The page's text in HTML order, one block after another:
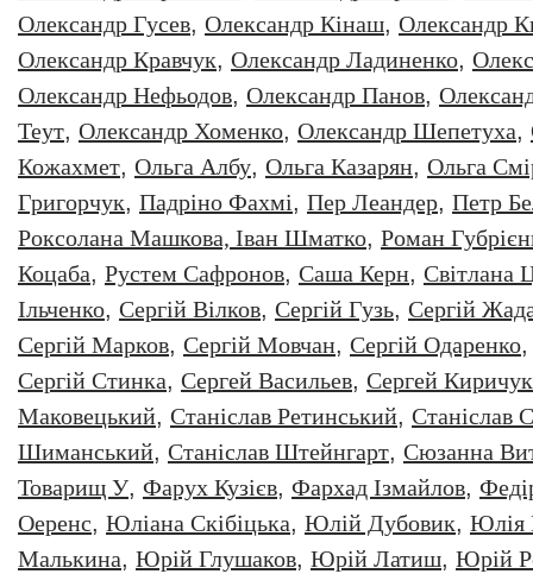
Олександр Гусев, Олександр Кінаш, Олександр
Олександр Кравчук, Олександр Ладиненко,
Олександр Нефьодов, Олександр Панов,
Теут, Олександр Хоменко, Олександр Шепетуха,
Кожахмет, Ольга Албу, Ольга Казарян, Ольга
Григорчук, Падріно Фахмі, Пер Леандер, Петр
Роксолана Машкова, Іван Шматко, Роман
Коцаба, Рустем Сафронов, Саша Керн, Світлана
Ільченко, Сергій Вілков, Сергій Гузь, Сергій
Сергій Марков, Сергій Мовчан, Сергій Одаренко
Сергій Стинка, Сергей Васильев, Сергей Киричук
Маковецький, Станіслав Ретинський, Станіслав
Шиманський, Станіслав Штейнгарт, Сюзанна
Товарищ У, Фарух Кузієв, Фархад Ізмайлов,
Оеренс, Юліана Скібіцька, Юлій Дубовик, Юлія
Малькина, Юрiй Глушаков, Юрiй Латиш, Юрiй